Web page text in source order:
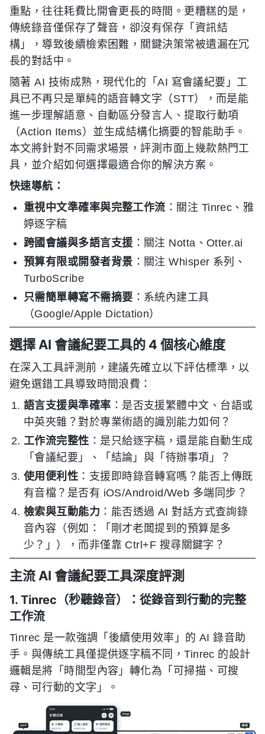
重點，往往耗費比開會更長的時間。更糟糕的是，
傳統錄音僅保存了聲音，卻沒有保存「資訊結
構」，導致後續檢索困難，關鍵決策常被遺漏在冗
長的對話中。
隨著 AI 技術成熟，現代化的「AI 寫會議紀要」工
具已不再只是單純的語音轉文字（STT），而是能
進一步理解語意、自動區分發言人、提取行動項
（Action Items）並生成結構化摘要的智能助手。
本文將針對不同需求場景，評測市面上幾款熱門工
具，並介紹如何選擇最適合你的解決方案。
快速導航：
重視中文準確率與完整工作流 ：關注 Tinrec、雅
婷逐字稿
跨國會議與多語言支援 ：關注 Notta、Otter.ai
預算有限或開發者背景 ：關注 Whisper 系列、
TurboScribe
只需簡單轉寫不需摘要 ：系統內建工具
（Google/Apple Dictation）
選擇 AI 會議紀要工具的 4 個核心維度
在深入工具評測前，建議先確立以下評估標準，以
避免選錯工具導致時間浪費：
語言支援與準確率 ：是否支援繁體中文、台語或
中英夾雜？對於專業術語的識別能力如何？
工作流完整性 ：是只給逐字稿，還是能自動生成
「會議紀要」、「結論」與「待辦事項」？
使用便利性 ：支援即時錄音轉寫嗎？能否上傳既
有音檔？是否有 iOS/Android/Web 多端同步？
檢索與互動能力 ：能否透過 AI 對話方式查詢錄
音內容（例如：「剛才老闆提到的預算是多
少？」），而非僅靠 Ctrl+F 搜尋關鍵字？
主流 AI 會議紀要工具深度評測
1. Tinrec（秒聽錄音）：從錄音到行動的完整
工作流
Tinrec 是一款強調「後續使用效率」的 AI 錄音助
手。與傳統工具僅提供逐字稿不同，Tinrec 的設計
邏輯是將「時間型內容」轉化為「可掃描、可搜
尋、可行動的文字」。